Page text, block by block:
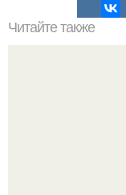
Читайте также